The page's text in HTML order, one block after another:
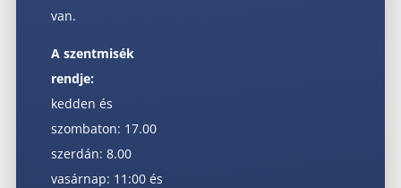
van.
A szentmisék
rendje:
kedden és
szombaton: 17.00
szerdán: 8.00
vasárnap: 11:00 és